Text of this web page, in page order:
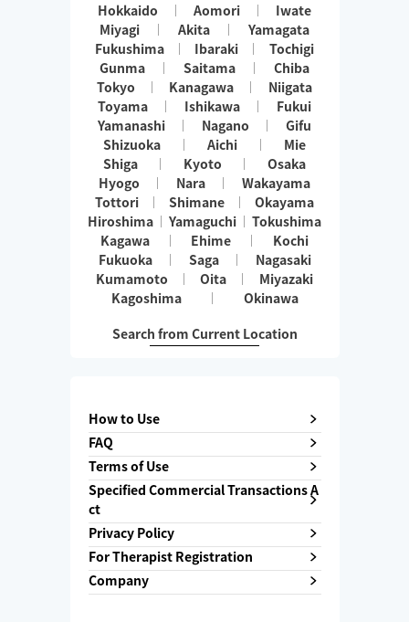
Hokkaido Aomori
Iwate
Miyagi
Akita
Yamagata
Fukushima
Ibaraki
Tochigi
Gunma
Saitama
Chiba
Tokyo
Kanagawa
Niigata
Toyama
Ishikawa
Fukui
Yamanashi
Nagano
Gifu
Shizuoka
Aichi
Mie
Shiga
Kyoto
Osaka
Hyogo
Nara
Wakayama
Tottori
Shimane
Okayama
Hiroshima
Yamaguchi
Tokushima
Kagawa
Ehime
Kochi
Fukuoka
Saga
Nagasaki
Kumamoto
Oita
Miyazaki
Kagoshima
Okinawa
Search from Current Location
How to Use
FAQ
Terms of Use
Specified Commercial Transactions A
ct
Privacy Policy
For Therapist Registration
Company